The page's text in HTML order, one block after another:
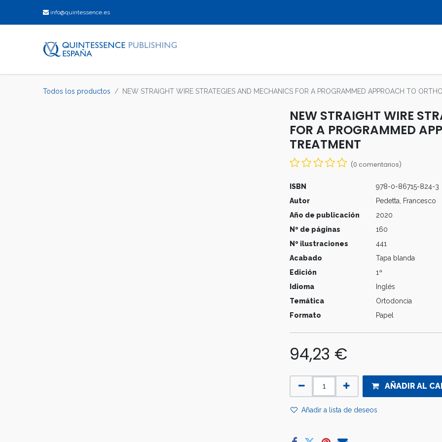
info@quintessence.es
Todos los productos NEW STRAIGHT WIRE STRATEGIES AND MECHANICS FOR A PROGRAMMED APPROACH TO
NEW STRAIGHT WIRE
FOR A PROGRAMMED
TREATMENT
(0 comentarios)
ISBN
978-0-86715-824-3
Autor
Pedetta, Francesco
Año de publicación
2020
Nº de páginas
160
Nº ilustraciones
441
Acabado
Tapa blanda
Edición
1ª
Idioma
Inglés
Temática
Ortodoncia
Formato
Papel
94,23 €
AÑADIR AL
Añadir a lista de deseos